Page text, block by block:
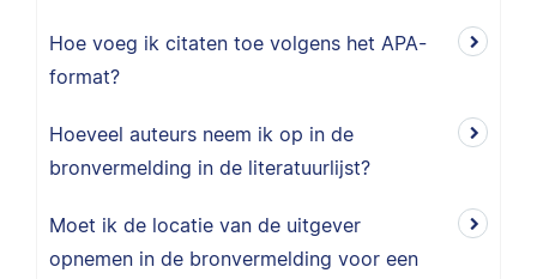
Hoe voeg ik citaten toe volgens het APA-
format?
Hoeveel auteurs neem ik op in de
bronvermelding in de literatuurlijst?
Moet ik de locatie van de uitgever
opnemen in de bronvermelding voor een